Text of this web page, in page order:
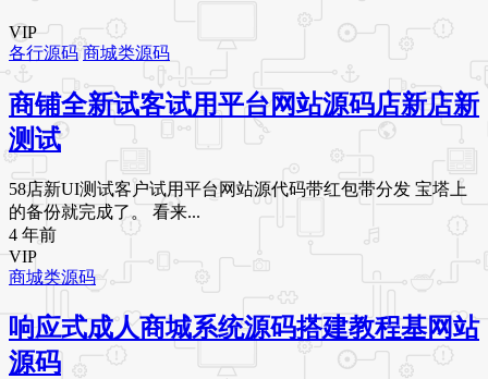
VIP
各行源码 商城类源码
商铺全新试客试用平台网站源码店新店新
测试
58店新UI测试客户试用平台网站源代码带红包带分发 宝塔上
的备份就完成了。 看来...
4 年前
VIP
商城类源码
响应式成人商城系统源码搭建教程基网站
源码